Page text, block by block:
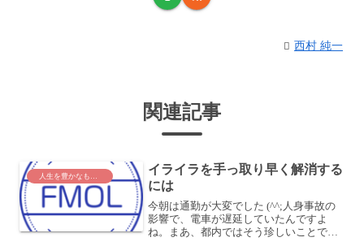
西村 純一
関連記事
人生を豊かなものに
イライラを手っ取り早く解消する
には
今朝は通勤が大変でした (^^;人身事故の
影響で、電車が遅延していたんですよ
ね。まあ、都内ではそう珍しいことでも